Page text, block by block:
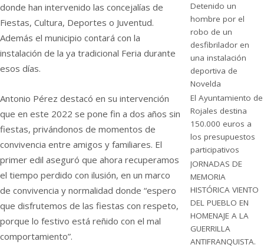
donde han intervenido las concejalías de
Fiestas, Cultura, Deportes o Juventud.
Además el municipio contará con la
instalación de la ya tradicional Feria durante
esos días.
Antonio Pérez destacó en su intervención
que en este 2022 se pone fin a dos años sin
fiestas, privándonos de momentos de
convivencia entre amigos y familiares. El
primer edil aseguró que ahora recuperamos
el tiempo perdido con ilusión, en un marco
de convivencia y normalidad donde “espero
que disfrutemos de las fiestas con respeto,
porque lo festivo está reñido con el mal
comportamiento”.
Detenido un
hombre por el
robo de un
desfibrilador en
una instalación
deportiva de
Novelda
El Ayuntamiento de
Rojales destina
150.000 euros a
los presupuestos
participativos
JORNADAS DE
MEMORIA
HISTÓRICA VIENTO
DEL PUEBLO EN
HOMENAJE A LA
GUERRILLA
ANTIFRANQUISTA.